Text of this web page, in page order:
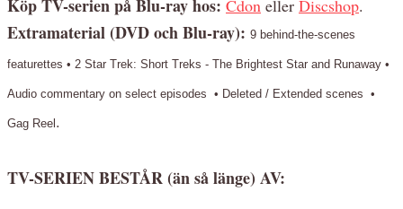
Köp TV-serien på Blu-ray hos: Cdon eller Discshop.
Extramaterial (DVD och Blu-ray): 9 behind-the-scenes
featurettes • 2 Star Trek: Short Treks - The Brightest Star and Runaway •
Audio commentary on select episodes • Deleted / Extended scenes •
Gag Reel .
TV-SERIEN BESTÅR (än så länge) AV: